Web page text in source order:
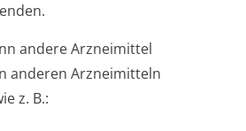
andere Arzneimittel
anderen Arzneimitteln
z. B.: